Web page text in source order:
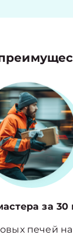
за 30
печей